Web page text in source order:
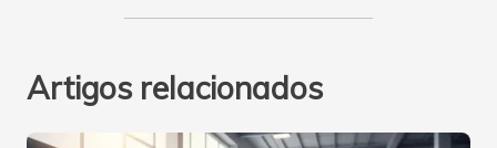
Artigos relacionados